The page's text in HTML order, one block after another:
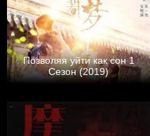
Позволяя уйти как сон 1
Сезон (2019)